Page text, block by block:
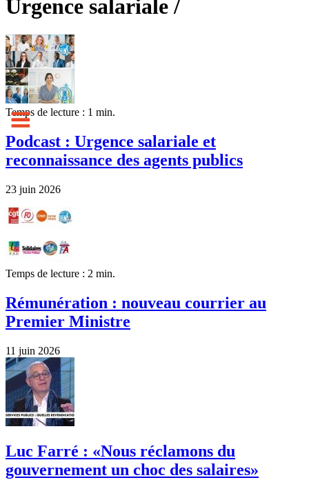
Urgence salariale /
Temps de lecture : 1 min.
Podcast : Urgence salariale et
reconnaissance des agents publics
23 juin 2026
Temps de lecture : 2 min.
Rémunération : nouveau courrier au
Premier Ministre
11 juin 2026
Luc Farré : «Nous réclamons du
gouvernement un choc des salaires»